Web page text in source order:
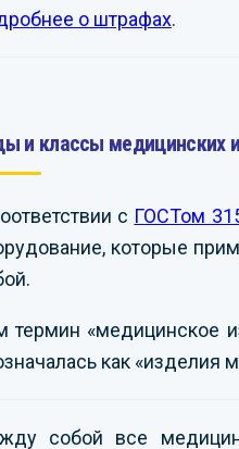
о штрафах.
и классы медицинских
с ГОСТом
которые
термин «медицинское
как «изделия
собой все